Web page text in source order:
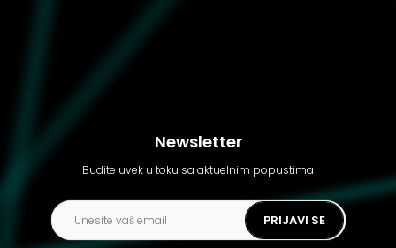
Newsletter
Budite uvek u toku sa aktuelnim popustima
PRIJAVI SE